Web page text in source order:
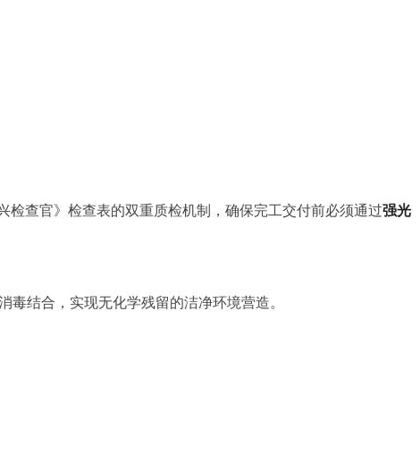
检查官》检查表的双重质检机制，确保完工交付前必须通过强光
结合，实现无化学残留的洁净环境营造。